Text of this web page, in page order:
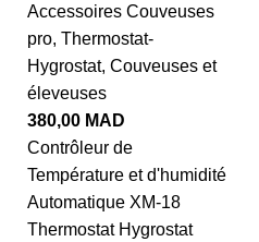
Accessoires Couveuses
pro, Thermostat-
Hygrostat, Couveuses et
éleveuses
380,00 MAD
Contrôleur de
Température et d'humidité
Automatique XM-18
Thermostat Hygrostat